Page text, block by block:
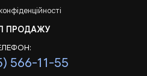
ПРОДАЖУ
566-11-55